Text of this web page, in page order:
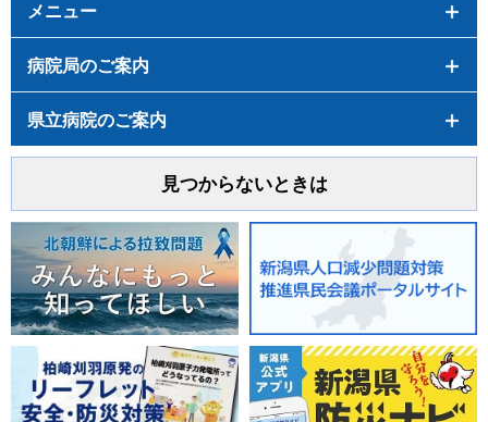
メニュー
病院局のご案内
県立病院のご案内
見つからないときは